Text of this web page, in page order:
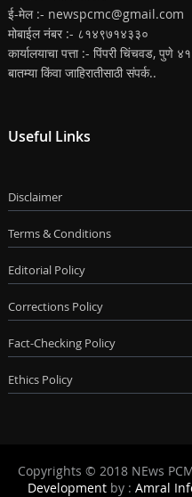
ई-मेल :- newspcmc@gmail.com
मोबाईल नंबर :- ८१४९७१४३३०
कार्यालयाचा पत्ता :- पिंपरी चिंचवड, पुणे
बातम्या किंवा जाहिरातीसाठी संपर्क..
Useful Links
Disclaimer
Terms & Conditions
Editorial Policy
Corrections Policy
Fact-Checking Policy
Ethics Policy
Copyrights © 2018 NEws
Developmentby : Amral